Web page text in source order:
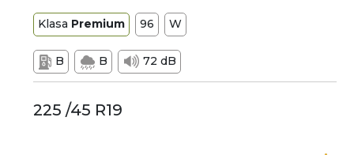
Klasa Premium 96 W
B B 72 dB
225 /45 R19